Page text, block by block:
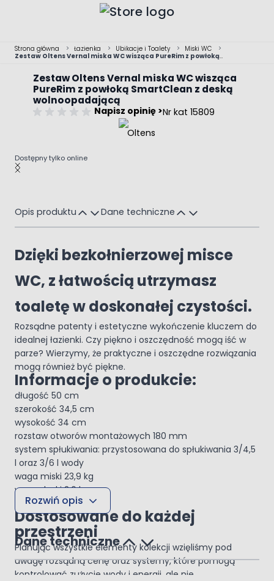
Strona główna > Łazienka > Ubikacje i Toalety > Miski WC
>
Zestaw Oltens Vernal miska WC wisząca PureRim z powłoką
Zestaw Oltens Vernal miska WC wisząca
PureRim z powłoką SmartClean z deską
wolnoopadającą
Napisz opinię >Nr kat 15809
Dostępny tylko online
Main image
Click to view image in fullscreen
Opis produktu Dane techniczne
Dzięki bezkołnierzowej misce
WC, z łatwością utrzymasz
toaletę w doskonałej czystości.
Rozsądne patenty i estetyczne wykończenie kluczem do
idealnej łazienki. Czy piękno i oszczędność mogą iść w
parze? Wierzymy, że praktyczne i oszczędne rozwiązania
mogą również być piękne.
Informacje o produkcie:
długość 50 cm
szerokość 34,5 cm
wysokość 34 cm
rozstaw otworów montażowych 180 mm
system spłukiwania: przystosowana do spłukiwania 3/4,5
l oraz 3/6 l wody
waga miski 23,9 kg
waga deski 2,6 kg
kolor biały
Dostosowane do każdej
przestrzeni
Planując wszystkie elementy kolekcji wzięliśmy pod
uwagę rozsądną cenę oraz systemy, które pomogą
kontrolować zużycie wody i energii, ale nie
Rozwiń opis
Dane techniczne